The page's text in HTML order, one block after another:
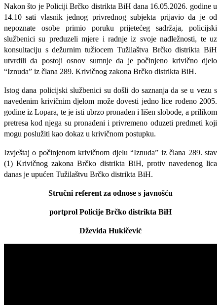
Nakon što je Policiji Brčko distrikta BiH dana 16.05.2026. godine u
14.10 sati vlasnik jednog privrednog subjekta prijavio da je od
nepoznate osobe primio poruku prijetećeg sadržaja, policijski
službenici su preduzeli mjere i radnje iz svoje nadležnosti, te uz
konsultaciju s dežurnim tužiocem Tužilaštva Brčko distrikta BiH
utvrdili da postoji osnov sumnje da je počinjeno krivično djelo
“Iznuda” iz člana 289. Krivičnog zakona Brčko distrikta BiH.
Istog dana policijski službenici su došli do saznanja da se u vezu s
navedenim krivičnim djelom može dovesti jedno lice rođeno 2005.
godine iz Lopara, te je isti ubrzo pronađen i lišen slobode, a prilikom
pretresa kod njega su pronađeni i privremeno oduzeti predmeti koji
mogu poslužiti kao dokaz u krivičnom postupku.
Izvještaj o počinjenom krivičnom djelu “Iznuda” iz člana 289. stav
(1) Krivičnog zakona Brčko distrikta BiH, protiv navedenog lica
danas je upućen Tužilaštvu Brčko distrikta BiH.
Stručni referent za odnose s javnošću
portprol Policije Brčko distrikta BiH
Dževida Hukičević